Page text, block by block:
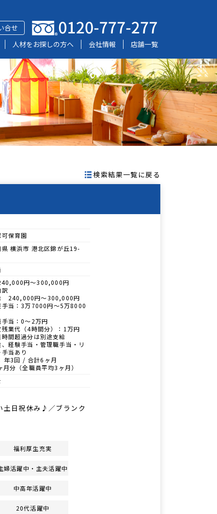
合せ
人材をお探しの方へ 会社情報 店舗一覧
検索結果一覧に戻る
保育園
県 横浜市 港北区錦が丘19-
円～300,000円
240,000円～300,000円
手当：3万7000円～5万8000
手当：0～2万円
残業代（4時間分）：1万円
間超過分は別途支給
経験手当・管理職手当・リ
当あり
年3回 / 合計6ヶ月
月分（全職員平均3ヶ月）
土日祝休み♪／ブランク
福利厚生充実
婦活躍中・主夫活躍中
中高年活躍中
20代活躍中